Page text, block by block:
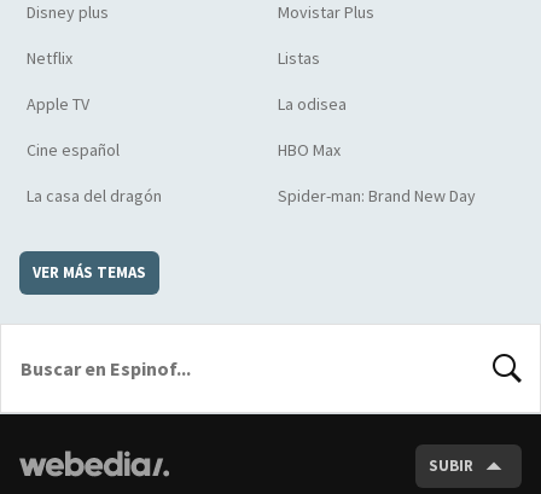
Disney plus Movistar Plus
Netflix Listas
Apple TV La odisea
Cine español HBO Max
La casa del dragón Spider-man: Brand New Day
VER MÁS TEMAS
SUBIR